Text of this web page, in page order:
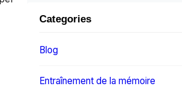
Categories
Blog
Entraînement de la mémoire